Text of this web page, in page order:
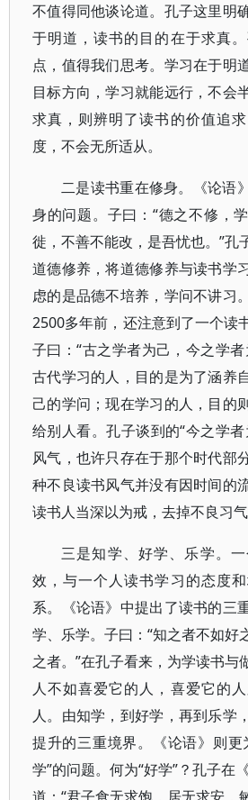
不值得同他谈论道。孔子这里明
于明道，读书的目的在于求真
点，值得我们思考。学习在于明
目标方向，学习就能远行，不会
求真，则辨明了读书的价值追
度，不会无所适从。
二是读书重在修身。《论语
身的问题。子曰：“德之不修，
徙，不善不能改，是吾忧也。”孔
道德修养，将道德修养与读书学
虑的是品德不培养，学问不讲习
2500多年前，还注意到了一个读
子曰：“古之学者为己，今之学者
古代学习的人，目的是为了涵养
己的学问；现在学习的人，目的
给别人看。孔子谈到的“今之学
风气，也许只存在于那个时代部
种不良读书风气并没有因时间的
读书人当深以为戒，去掉不良习气
三是知学、好学、乐学。
效，与一个人读书学习的态度
系。《论语》中提出了读书的三
学、乐学。子曰：“知之者不如好
之者。”在孔子看来，为学读书与
人不如喜爱它的人，喜爱它的
人。由知学，到好学，再到乐学
提升的三重境界。《论语》则更
学”的问题。何为“好学”？孔子在